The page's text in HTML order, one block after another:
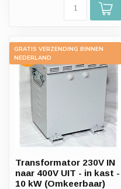
GRATIS VERZENDING BINNEN
NEDERLAND
-15%
Transformator 230V IN
naar 400V UIT - in kast -
10 kW (Omkeerbaar)